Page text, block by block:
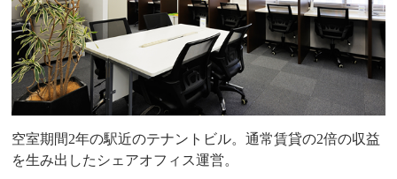
空室期間2年の駅近のテナントビル。通常賃貸の2倍の収益
を生み出したシェアオフィス運営。